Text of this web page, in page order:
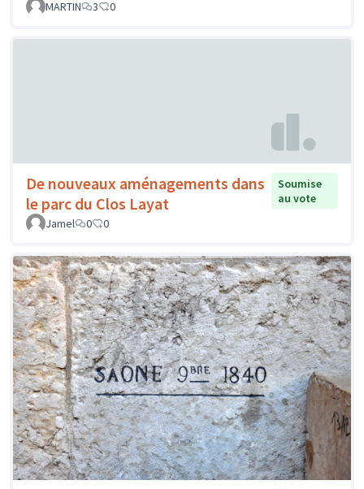
MARTIN 3 0
De nouveaux aménagements dans
le parc du Clos Layat
Soumise
au vote
Jamel
0 0